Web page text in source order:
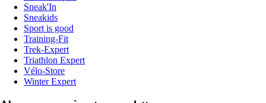
Sneak'In
Sneakids
Sport is good
Training-Fit
Trek-Expert
Triathlon Expert
Vélo-Store
Winter Expert